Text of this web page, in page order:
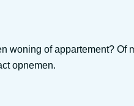
woning of appartement? Of
opnemen.